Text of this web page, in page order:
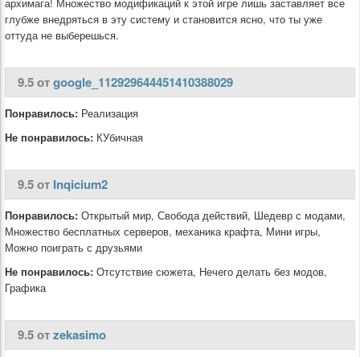
глубже внедряться в эту систему и становится ясно, что ты уже
оттуда не выберешься.
9.5 отgoogle_112929644451410388029
Понравилось: Реализация
Не понравилось: КУбичная
9.5 от Inqicium2
Понравилось: Открытый мир, Свобода действий, Шедевр с модами,
Множество бесплатных серверов, механика крафта, Мини игры,
Можно поиграть с друзьями
Не понравилось: Отсутствие сюжета, Нечего делать без модов,
Графика
9.5 отzekasimo